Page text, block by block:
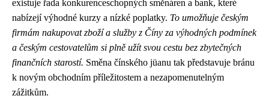
existuje řada konkurenceschopných směnáren a bank, které
nabízejí výhodné kurzy a nízké poplatky. To umožňuje českým
firmám nakupovat zboží a služby z Číny za výhodných podmínek
a českým cestovatelům si plně užít svou cestu bez zbytečných
finančních starostí. Směna čínského jüanu tak představuje bránu
k novým obchodním příležitostem a nezapomenutelným
zážitkům.